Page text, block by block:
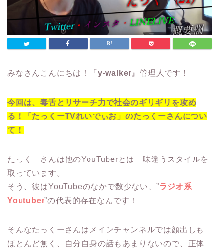
みなさんこんにちは！『y-walker 』管理人です！
今回は、毒舌とリサーチ力で社会のギリギリを攻め
る！「たっくーTVれいでぃお」のたっくーさんについ
て！
たっくーさんは他のYouTuberとは一味違うスタイルを
取っています。
そう、彼はYouTubeのなかで数少ない、”ラジオ系
Youtuber”の代表的存在なんです！
そんなたっくーさんはメインチャンネルでは顔出しも
ほとんど無く、自分自身の話もあまりないので、正体